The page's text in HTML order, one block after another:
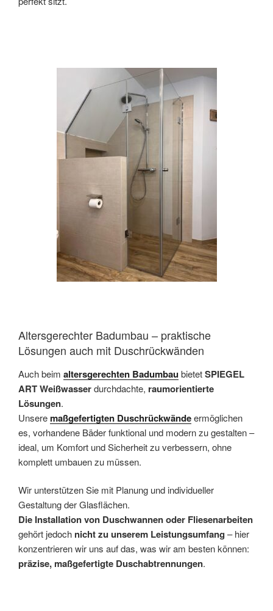
Altersgerechter Badumbau – praktische
Lösungen auch mit Duschrückwänden
Auch beim altersgerechten BadumbaubietetSPIEGEL
ART Weißwasserdurchdachte, raumorientierte
Lösungen.
Unseremaßgefertigten Duschrückwändeermöglichen
es, vorhandene Bäder funktional und modern zu gestalten –
ideal, um Komfort und Sicherheit zu verbessern, ohne
komplett umbauen zu müssen.
Wir unterstützen Sie mit Planung und individueller
Gestaltung der Glasflächen.
Die Installation von Duschwannen oder Fliesenarbeiten
gehört jedoch nicht zu unserem Leistungsumfang – hier
konzentrieren wir uns auf das, was wir am besten können:
präzise, maßgefertigte Duschabtrennungen.